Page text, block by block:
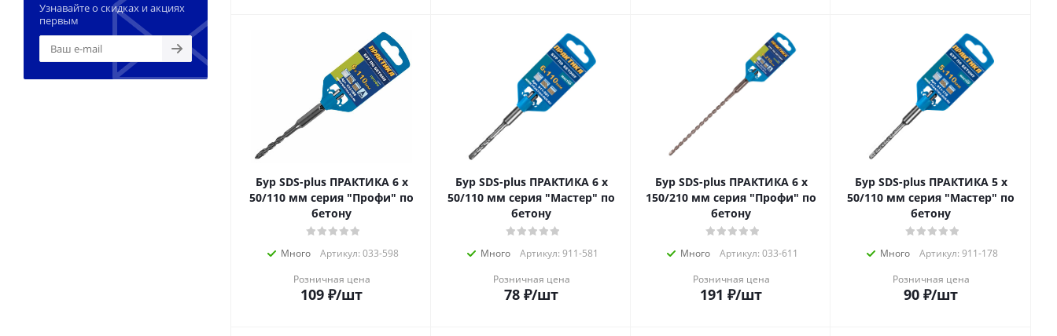
Бур SDS-plus ПРАКТИКА 6 х
50/110 мм серия "Профи" по
бетону
Много
Артикул: 033-598
Розничная цена
109 ₽/шт
Бур SDS-plus ПРАКТИКА 6 х
50/110 мм серия "Мастер" по
бетону
Много
Артикул: 911-581
Розничная цена
78 ₽/шт
Бур SDS-plus ПРАКТИКА 6 х
150/210 мм серия "Профи" по
бетону
Много
Артикул: 033-611
Розничная цена
191 ₽/шт
Бур SDS-plus ПРАКТИКА 5 х
50/110 мм серия "Мастер" по
бетону
Много
Артикул: 911-178
Розничная цена
90 ₽/шт
Узнавайте о скидках и акциях
первым